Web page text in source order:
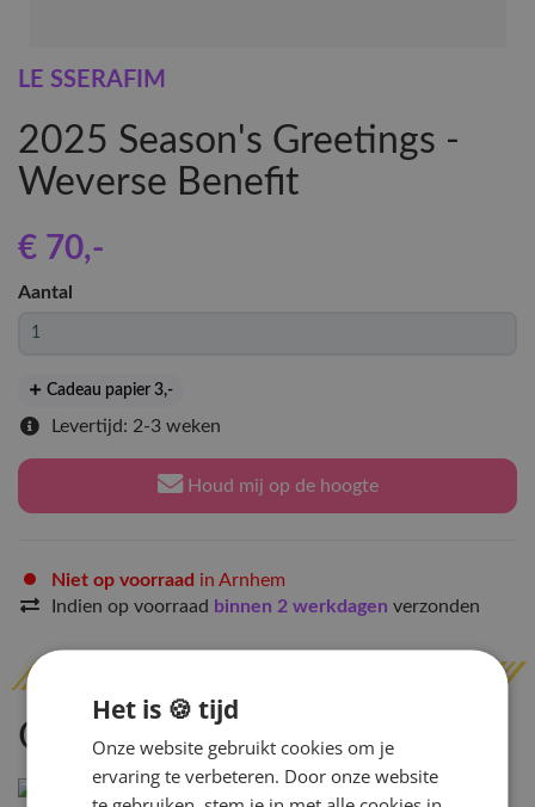
LE SSERAFIM
2025 Season's Greetings -
Weverse Benefit
€ 70,-
Aantal
Cadeau papier 3,-
Levertijd: 2-3 weken
Houd mij op de hoogte
Niet op voorraad in Arnhem
Indien op voorraad binnen 2 werkdagen verzonden
Omschrijving
Het is 🍪 tijd
Onze website gebruikt cookies om je
ervaring te verbeteren. Door onze website